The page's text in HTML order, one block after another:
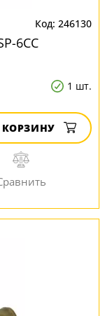
246130
6CC
1 шт.
КОРЗИНУ